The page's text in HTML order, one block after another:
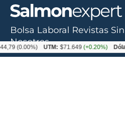
Bolsa Laboral Revistas
Nosotros
UTM: $71.649(+0.20%) Dólar: